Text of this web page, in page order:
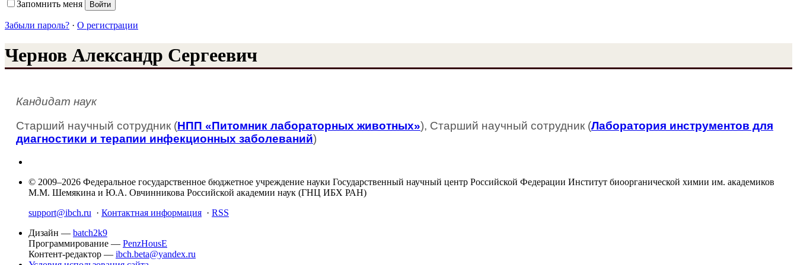
Запомнить меня
Забыли пароль? · О регистрации
Чернов Александр Сергеевич
Кандидат наук
Старший научный сотрудник (НПП «Питомник лабораторных животных»), Старший научный сотрудник (Лаборатория инструментов для
диагностики и терапии инфекционных заболеваний)
© 2009–2026 Федеральное государственное бюджетное учреждение науки Государственный научный центр Российской Федерации Институт биоорганической химии им. академиков
М.М. Шемякина и Ю.А. Овчинникова Российской академии наук (ГНЦ ИБХ РАН)
support@ibch.ru · Контактная информация · RSS
Дизайн — batch2k9
Программирование — PenzHousE
Контент-редактор — ibch.beta@yandex.ru